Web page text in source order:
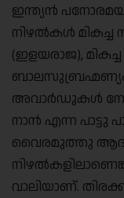
ഇന്ത്യന്‍
നിഴല്‍കള്‍
(ഇളയരാജ),
ബാലസുബ്രഹ്മണ്യം)
അവാര്‍ഡുകള്‍
നാന്‍ എന്ന
വൈരമുത്തു
വാലിയാണ്.